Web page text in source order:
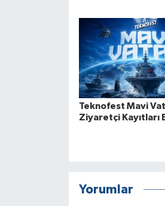
Teknofest Mavi
Ziyaretçi Kayıtları
Yorumlar